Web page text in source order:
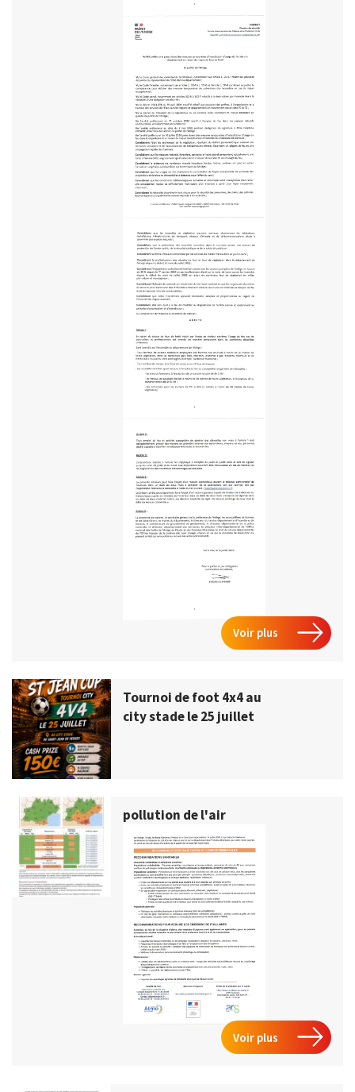
Voir plus
Tournoi de foot 4x4 au
city stade le 25 juillet
pollution de l'air
Voir plus